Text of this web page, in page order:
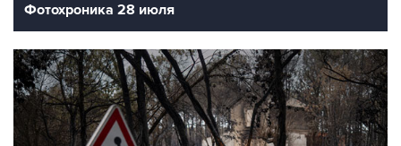
Фотохроника 28 июля